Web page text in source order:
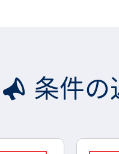
条件の